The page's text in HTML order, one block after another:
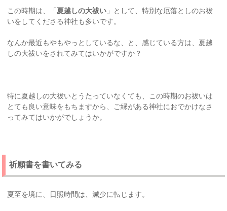
この時期は、「夏越しの大祓い 」として、特別な厄落としのお祓
いをしてくださる神社も多いです。
なんか最近もやもやっとしているな、と、感じている方は、夏越
しの大祓いをされてみてはいかがですか？
特に夏越しの大祓いとうたっていなくても、この時期のお祓いは
とても良い意味をもちますから、ご縁がある神社におでかけなさ
ってみてはいかがでしょうか。
祈願書を書いてみる
夏至を境に、日照時間は、減少に転じます。